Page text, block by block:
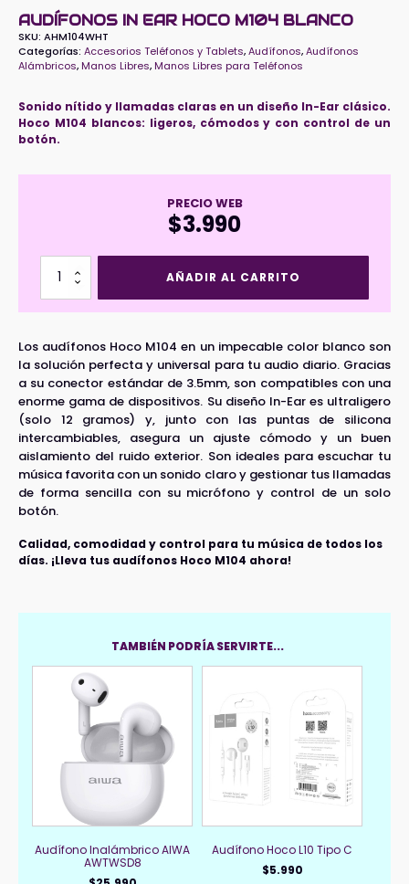
AUDÍFONOS IN EAR HOCO M104 BLANCO
SKU: AHM104WHT
Categorías: Accesorios Teléfonos y Tablets,Audífonos,Audífonos
Alámbricos, Manos Libres, Manos Libres para Teléfonos
Sonido nítido y llamadas claras en un diseño In-Ear clásico.
Hoco M104 blancos: ligeros, cómodos y con control de un
botón.
PRECIO WEB
$3.990
Audífonos
Ear
Blanco
cantidad
AÑADIR AL CARRITO
Los audífonos Hoco M104 en un impecable color blanco son
la solución perfecta y universal para tu audio diario. Gracias
a su conector estándar de 3.5mm, son compatibles con una
enorme gama de dispositivos. Su diseño In-Ear es ultraligero
(solo 12 gramos) y, junto con las puntas de silicona
intercambiables, asegura un ajuste cómodo y un buen
aislamiento del ruido exterior. Son ideales para escuchar tu
música favorita con un sonido claro y gestionar tus llamadas
de forma sencilla con su micrófono y control de un solo
botón.
Calidad, comodidad y control para tu música de todos los
días. ¡Lleva tus audífonos Hoco M104 ahora!
TAMBIÉN PODRÍA SERVIRTE...
Audífono Inalámbrico AIWA
AWTWSD8
Audífono Hoco L10 Tipo C
$5.990